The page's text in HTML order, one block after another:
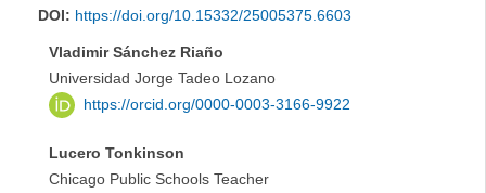
DOI: https://doi.org/10.15332/25005375.6603
Vladimir Sánchez Riaño
Universidad Jorge Tadeo Lozano
https://orcid.org/0000-0003-3166-9922
Lucero Tonkinson
Chicago Public Schools Teacher